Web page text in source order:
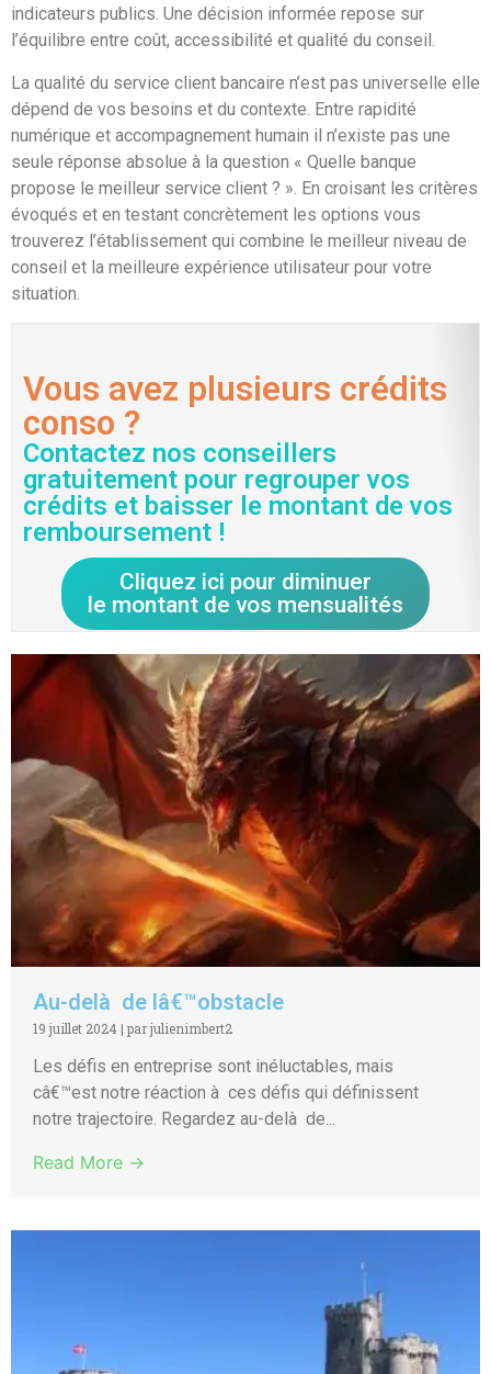
indicateurs publics. Une décision informée repose sur
l’équilibre entre coût, accessibilité et qualité du conseil.
La qualité du service client bancaire n’est pas universelle elle
dépend de vos besoins et du contexte. Entre rapidité
numérique et accompagnement humain il n’existe pas une
seule réponse absolue à la question « Quelle banque
propose le meilleur service client ? ». En croisant les critères
évoqués et en testant concrètement les options vous
trouverez l’établissement qui combine le meilleur niveau de
conseil et la meilleure expérience utilisateur pour votre
situation.
Vous avez plusieurs crédits
conso ?
Contactez nos conseillers
gratuitement pour regrouper vos
crédits et baisser le montant de vos
remboursement !
Cliquez ici pour diminuer
le montant de vos mensualités
Au-delà de lâ€™obstacle
19 juillet 2024 | par julienimbert2
Les défis en entreprise sont inéluctables, mais
câ€™est notre réaction à ces défis qui définissent
notre trajectoire. Regardez au-delà de...
Read More →